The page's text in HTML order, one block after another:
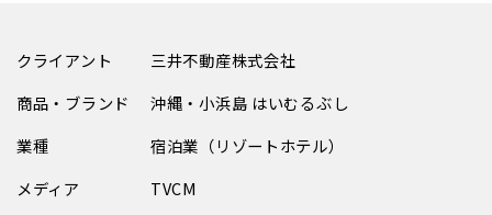
クライアント
三井不動産株式会社
商品・ブランド
沖縄・小浜島 はいむるぶし
業種
宿泊業（リゾートホテル）
メディア
TVCM